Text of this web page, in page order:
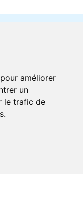
améliorer
un
le trafic de